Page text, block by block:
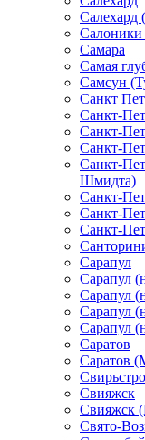
Салехард
Салоники
Самара
Самая
Самсун
Санкт
Санкт-
Санкт-
Санкт-
Санкт-
Шмидта)
Санкт-
Санкт-
Санкт-
Сарапул
Сарапул
Сарапул
Сарапул
Сарапул
Саратов
Саратов
Свияжск
Свияжск
Свято-